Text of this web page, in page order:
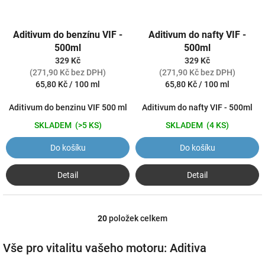
Aditivum do benzínu VIF -
500ml
329 Kč
(271,90 Kč bez DPH)
Měrná
65,80 Kč / 100 ml
Aditivum do benzinu VIF 500 ml
SKLADEM (>5 KS)
Do košíku
Detail
Aditivum do nafty VIF -
500ml
329 Kč
(271,90 Kč bez DPH)
Měrná
65,80 Kč / 100 ml
Aditivum do nafty VIF - 500ml
SKLADEM (4 KS)
Do košíku
Detail
O
l
20položek celkem
Vše pro vitalitu vašeho motoru: Aditiva